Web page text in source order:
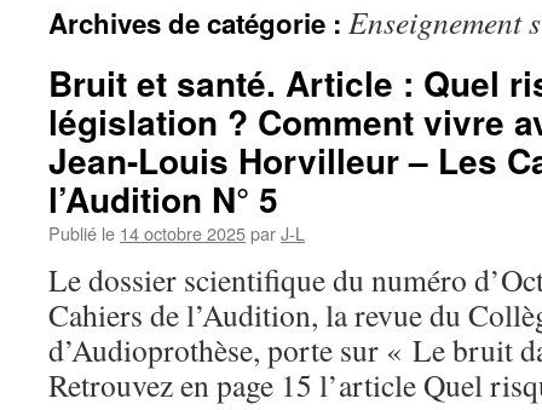
Archives de catégorie : Enseignement
Bruit et santé. Article : Quel
législation ? Comment vivre
Jean-Louis Horvilleur – Les
l’Audition N° 5
Publié le 14 octobre 2025parJ-L
Le dossier scientifique du numéro
Cahiers de l’Audition, la revue du
d’Audioprothèse, porte sur « Le bruit
Retrouvez en page 15 l’article Quel